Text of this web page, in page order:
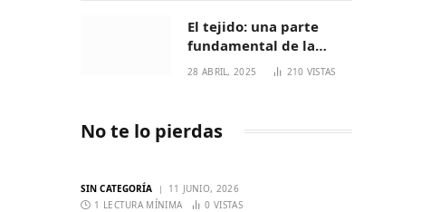
El tejido: una parte
fundamental de la
cultura Nasa
28 ABRIL, 2025 210 VISTAS
No te lo pierdas
SIN CATEGORÍA
11 JUNIO, 2026
1 LECTURA MÍNIMA
0VISTAS